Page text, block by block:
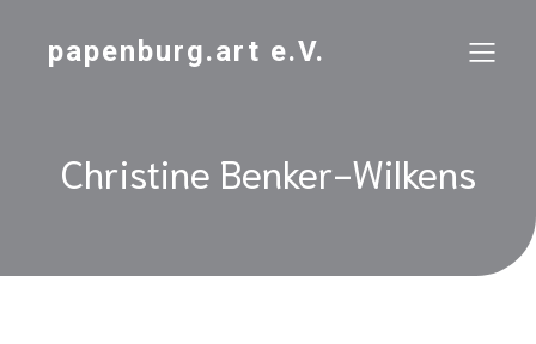
papenburg.art e.V.
Christine Benker-Wilkens